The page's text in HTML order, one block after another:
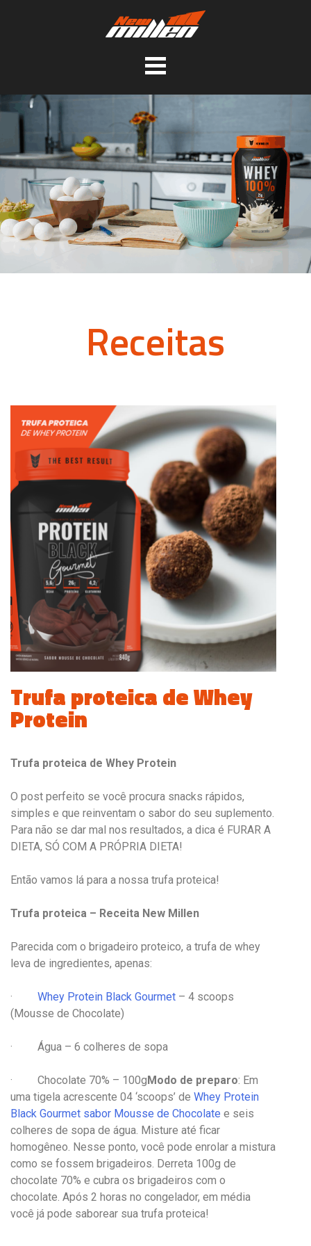
Receitas
Trufa proteica de Whey
Protein
Trufa proteica de Whey Protein
O post perfeito se você procura snacks rápidos,
simples e que reinventam o sabor do seu suplemento.
Para não se dar mal nos resultados, a dica é FURAR A
DIETA, SÓ COM A PRÓPRIA DIETA!
Então vamos lá para a nossa trufa proteica!
Trufa proteica – Receita New Millen
Parecida com o brigadeiro proteico, a trufa de whey
leva de ingredientes, apenas:
· Whey Protein Black Gourmet – 4 scoops
(Mousse de Chocolate)
· Água – 6 colheres de sopa
· Chocolate 70% – 100g Modo de preparo: Em
uma tigela acrescente 04 ‘scoops’ de Whey Protein
Black Gourmet sabor Mousse de Chocolate e seis
colheres de sopa de água. Misture até ficar
homogêneo. Nesse ponto, você pode enrolar a mistura
como se fossem brigadeiros. Derreta 100g de
chocolate 70% e cubra os brigadeiros com o
chocolate. Após 2 horas no congelador, em média
você já pode saborear sua trufa proteica!